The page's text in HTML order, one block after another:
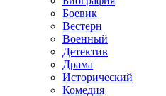
Боевик
Вестерн
Военный
Детектив
Драма
Исторический
Комедия